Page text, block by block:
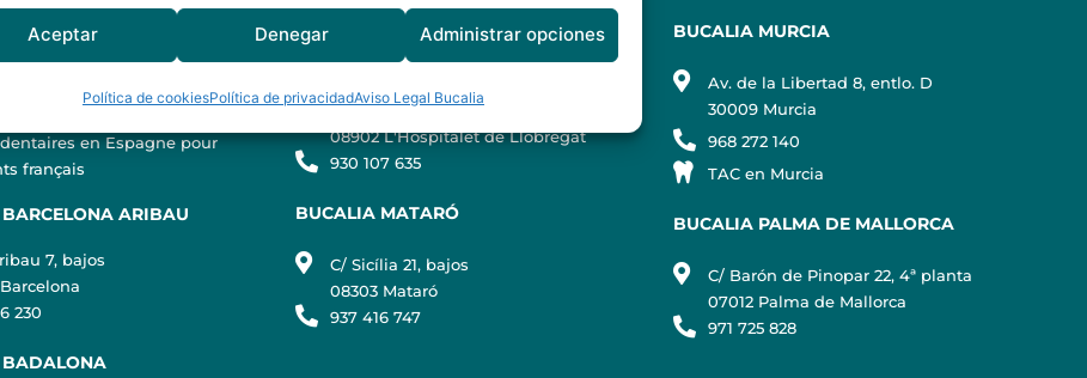
y combinación de datos procedentes de otras fuentes de información,
diferentes dispositivos, Identificación de dispositivos en función de la
la seguridad, evitar y detectar fraudes, y eliminar
Ofrecer y presentar publicidad y contenido.
Siempre activo
Aceptar Denegar Administrar opciones
Política de cookiesPolítica de privacidadAviso Legal Bucalia
230
Barcelona
dental en Barcelona
en Espagne pour
français
ARIBAU
7, bajos
230
BUCALIA L´HOSPITALET SANTA
EULALIA
C/ Santa Eulàlia 7, bajos
08902 L'Hospitalet de Llobregat
930 107 635
BUCALIA MATARÓ
C/ Sicília 21, bajos
08303 Mataró
937 416 747
BUCALIA MURCIA
Av. de la Libertad 8, entlo. D
30009 Murcia
968 272 140
TAC en Murcia
BUCALIA PALMA DE MALLORCA
C/ Barón de Pinopar 22, 4ª planta
07012 Palma de Mallorca
971 725 828